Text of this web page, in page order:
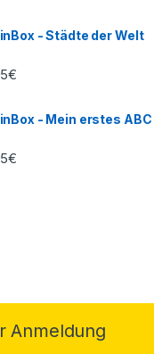
- Städte der Welt
€
- Mein erstes ABC
€
Anmeldung